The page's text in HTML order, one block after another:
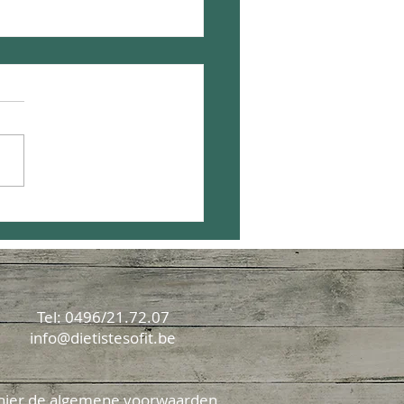
Tel: 0496/21.72.07
info@dietistesofit.be